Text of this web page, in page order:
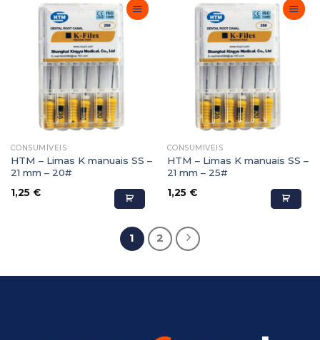
Adicionar
Favoritos
CONSUMÍVEIS
HTM – Limas K manuais SS –
21 mm – 20#
1,25 €
Adicionar
Favoritos
CONSUMÍVEIS
HTM – Limas K manuais SS –
21 mm – 25#
1,25 €
1 2